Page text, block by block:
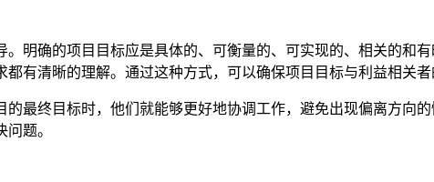
明确的项目目标应是具体的、可衡量的、可实现的、相关的和
有清晰的理解。通过这种方式，可以确保项目目标与利益相关者
最终目标时，他们就能够更好地协调工作，避免出现偏离方向
题。